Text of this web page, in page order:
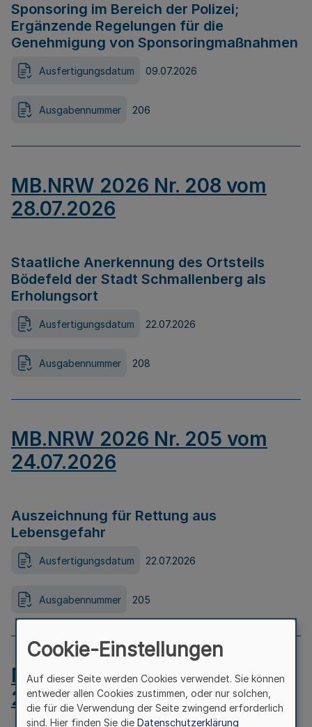
Sponsoring im Bereich der Polizei;
Ergänzende Regelungen für die
Genehmigung von Sponsoringmaßnahmen
Ausfertigungsdatum 09.07.2026
Ausgabennummer 206
MB.NRW 2026 Nr. 208 vom
28.07.2026
Staatliche Anerkennung des Ortsteils
Bödefeld der Stadt Schmallenberg als
Erholungsort
Ausfertigungsdatum 22.07.2026
Ausgabennummer 208
MB.NRW 2026 Nr. 205 vom
24.07.2026
Auszeichnung für Rettung aus
Lebensgefahr
Ausfertigungsdatum 22.07.2026
Ausgabennummer 205
MB.NRW 2026 Nr. 204 vom
24.07.2026
Cookie-Einstellungen
Auf dieser Seite werden Cookies verwendet. Sie können
entweder allen Cookies zustimmen, oder nur solchen,
die für die Verwendung der Seite zwingend erforderlich
sind. Hier finden Sie die Datenschutzerklärung